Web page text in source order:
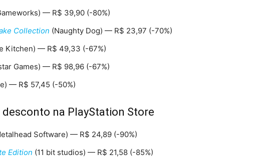
— R$ 39,90 (-80%)
Collection (Naughty Dog) — R$ 23,97 (-70%)
Kitchen) — R$ 49,33 (-67%)
Games) — R$ 98,96 (-67%)
— R$ 57,45 (-50%)
na PlayStation Store
Software) — R$ 24,89 (-90%)
Edition (11 bit studios) — R$ 21,58 (-85%)